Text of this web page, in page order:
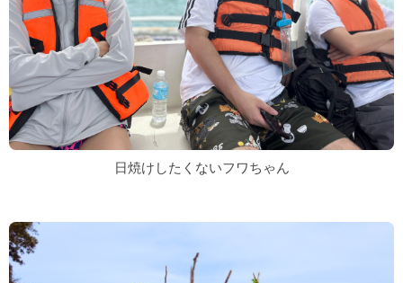
日焼けしたくないフワちゃん